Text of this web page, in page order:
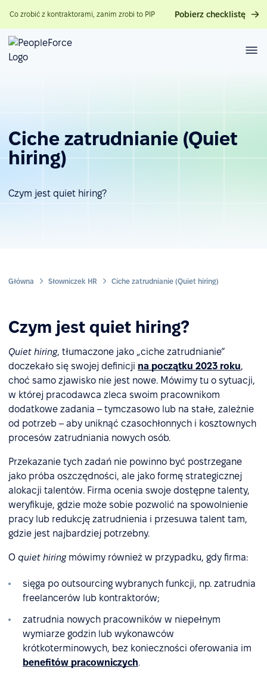
Co zrobić z kontraktorami, zanim zrobi to PIP Pobierz checklistę
Ciche zatrudnianie (Quiet
hiring)
Czym jest quiet hiring?
Główna Słowniczek HR Ciche zatrudnianie (Quiet hiring)
Czym jest quiet hiring?
Quiet hiring, tłumaczone jako „ciche zatrudnianie”
doczekało się swojej definicji na początku 2023 roku,
choć samo zjawisko nie jest nowe. Mówimy tu o sytuacji,
w której pracodawca zleca swoim pracownikom
dodatkowe zadania – tymczasowo lub na stałe, zależnie
od potrzeb – aby uniknąć czasochłonnych i kosztownych
procesów zatrudniania nowych osób.
Przekazanie tych zadań nie powinno być postrzegane
jako próba oszczędności, ale jako formę strategicznej
alokacji talentów. Firma ocenia swoje dostępne talenty,
weryfikuje, gdzie może sobie pozwolić na spowolnienie
pracy lub redukcję zatrudnienia i przesuwa talent tam,
gdzie jest najbardziej potrzebny.
O quiet hiringmówimy również w przypadku, gdy firma:
sięga po outsourcing wybranych funkcji, np. zatrudnia
freelancerów lub kontraktorów;
zatrudnia nowych pracowników w niepełnym
wymiarze godzin lub wykonawców
krótkoterminowych, bez konieczności oferowania im
benefitów pracowniczych.